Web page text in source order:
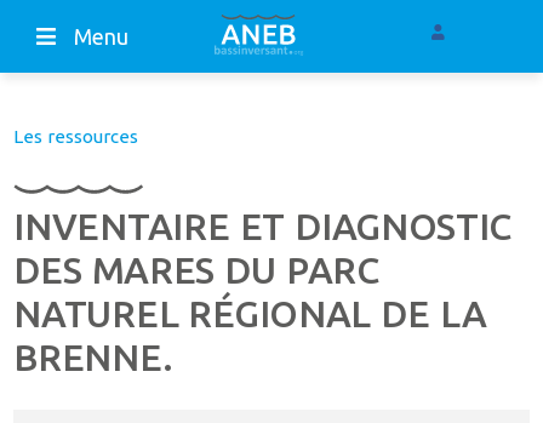
Menu
Les ressources
INVENTAIRE ET DIAGNOSTIC
DES MARES DU PARC
NATUREL RÉGIONAL DE LA
BRENNE.